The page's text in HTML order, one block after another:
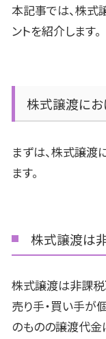
本記事では、株式
ントを紹介します。
株式譲渡に
まずは、株式譲渡
ます。
株式譲渡は
株式譲渡は非課税
売り手・買い手が
のものの譲渡代金